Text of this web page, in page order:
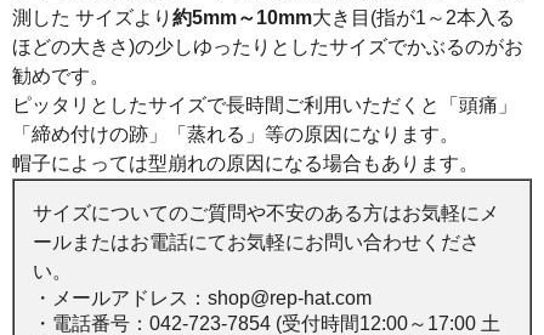
測した サイズより 約5mm～10mm大き目(指が1～2本入る
ほどの大きさ)の少しゆったりとしたサイズでかぶるのがお
勧めです。
ピッタリとしたサイズで長時間ご利用いただくと「頭痛」
「締め付けの跡」「蒸れる」等の原因になります。
帽子によっては型崩れの原因になる場合もあります。
サイズについてのご質問や不安のある方はお気軽にメ
ールまたはお電話にてお気軽にお問い合わせくださ
い。
・メールアドレス：shop@rep-hat.com
・電話番号：042-723-7854 (受付時間12:00～17:00 土